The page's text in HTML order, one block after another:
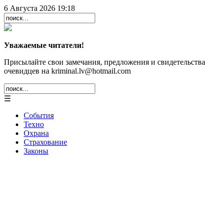
6 Августа 2026 19:18
Уважаемые читатели!
Присылайте свои замечания, предложения и свидетельства
очевидцев на kriminal.lv@hotmail.com
☰
События
Техно
Охрана
Страхование
Законы